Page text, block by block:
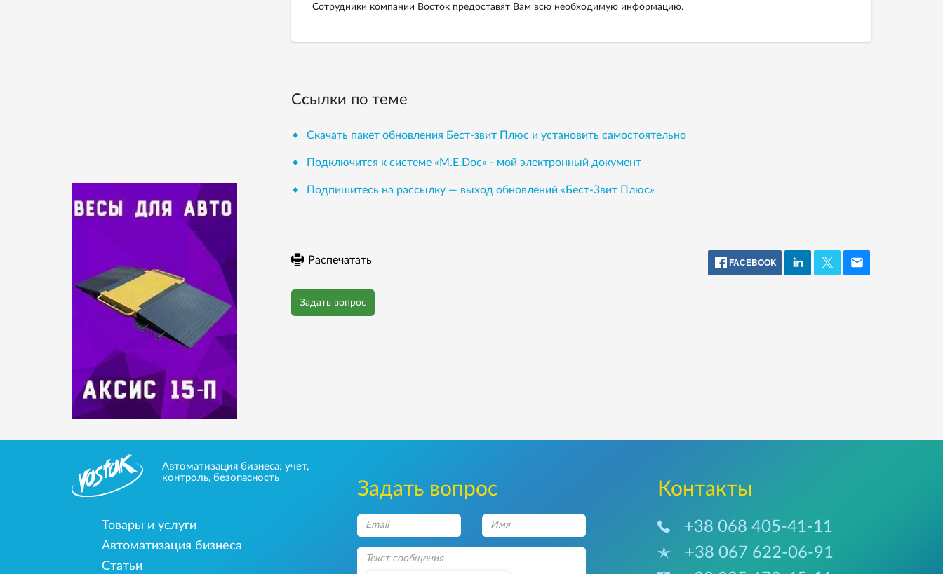
Сотрудники компании Восток предоставят Вам всю необходимую информацию.
Ссылки по теме
Скачать пакет обновления Бест-звит Плюс и установить самостоятельно
Подключится к системе «М.Е.Doc» - мой электронный документ
Подпишитесь на рассылку — выход обновлений «Бест-Звит Плюс»
Распечатать FACEBOOK
Задать вопрос
Автоматизация бизнеса: учет,
контроль, безопасность
Товары и услуги
Автоматизация бизнеса
Статьи
Задать вопрос Контакты
+38 068 405-41-11
+38 067 622-06-91